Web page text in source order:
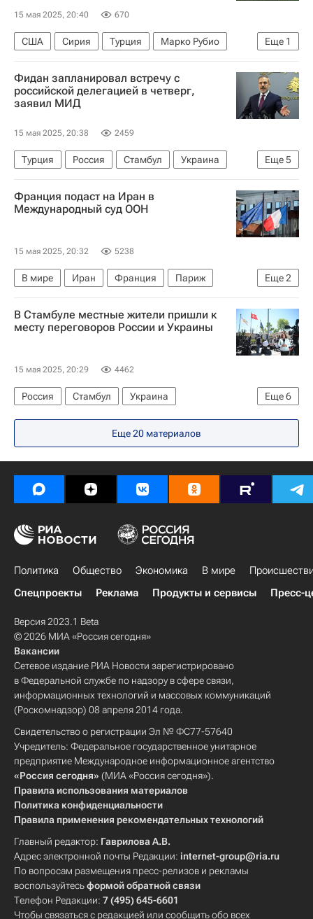
15 мая 2025, 20:40 670
Еще 1
США Сирия Турция
Марко Рубио
В мире
Фидан запланировал встречу с
российской делегацией в четверг,
заявил МИД
15 мая 2025, 20:38 2459
Еще5
Турция Россия Стамбул
Украина
Владимир Путин
Владимир Мединский
Переговоры России и Украины в Стамбуле — 2025
Франция подаст на Иран в
Международный суд ООН
15 мая 2025, 20:32 5238
Еще2
В мире Иран Франция
Париж
Эммануэль Макрон
ООН
В Стамбуле местные жители пришли к
месту переговоров России и Украины
15 мая 2025, 20:29 4462
Еще6
Россия Стамбул
Украина
Владимир Мединский
Владимир Путин
Переговоры России и Украины в Стамбуле — 2025
В мире
Турция
Еще 20 материалов
Политика Общество Экономика В мире
Спецпроекты
Реклама Продукты и сервисы Пресс-
Версия 2023.1 Beta
© 2026 МИА «Россия сегодня»
Вакансии
Сетевое издание РИА Новости зарегистрировано
в Федеральной службе по надзору в сфере связи,
информационных технологий и массовых коммуникаций
(Роскомнадзор) 08 апреля 2014 года.
Свидетельство о регистрации Эл № ФС77-57640
Учредитель: Федеральное государственное унитарное
предприятие Международное информационное агентство
«Россия сегодня» (МИА «Россия сегодня»).
Правила использования материалов
Политика конфиденциальности
Правила применения рекомендательных технологий
Главный редактор: Гаврилова А.В.
Адрес электронной почты Редакции: internet-group@ria.ru
По вопросам размещения пресс-релизов и рекламы
воспользуйтесьформой обратной связи
Телефон Редакции: 7 (495) 645-6601
Чтобы связаться с редакцией или сообщить обо всех